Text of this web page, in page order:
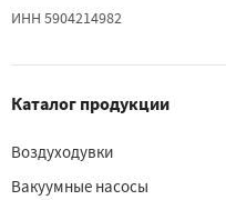
ИНН 5904214982
Каталог продукции
Воздуходувки
Вакуумные насосы